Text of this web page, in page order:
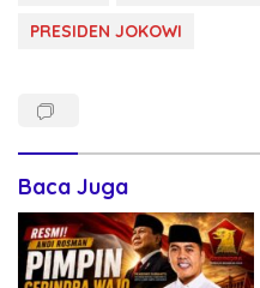
PRESIDEN JOKOWI
Baca Juga